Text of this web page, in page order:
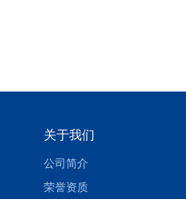
关于我们
公司简介
荣誉资质